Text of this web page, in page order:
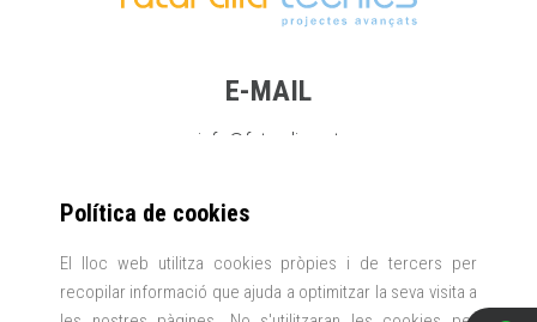
E-MAIL
info@futuralia.cat
TELÈFON
+34 696 47 42 18
Política de cookies
El lloc web utilitza cookies pròpies i de tercers per
recopilar informació que ajuda a optimitzar la seva visita a